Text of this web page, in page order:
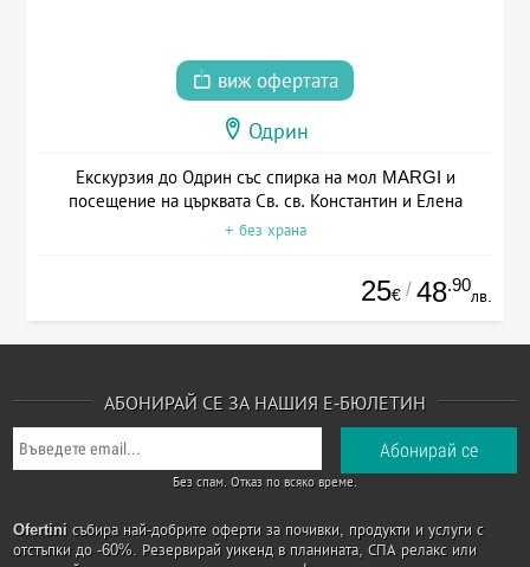
виж офертата
Одрин
Екскурзия до Одрин със спирка на мол MARGI и
посещение на църквата Св. св. Константин и Елена
+ без храна
25€ / 48.90
лв.
АБОНИРАЙ СЕ ЗА НАШИЯ Е-БЮЛЕТИН
Без спам. Отказ по всяко време.
Ofertini събира най-добрите оферти за почивки, продукти и услуги с
отстъпки до -60%. Резервирай уикенд в планината, СПА релакс или